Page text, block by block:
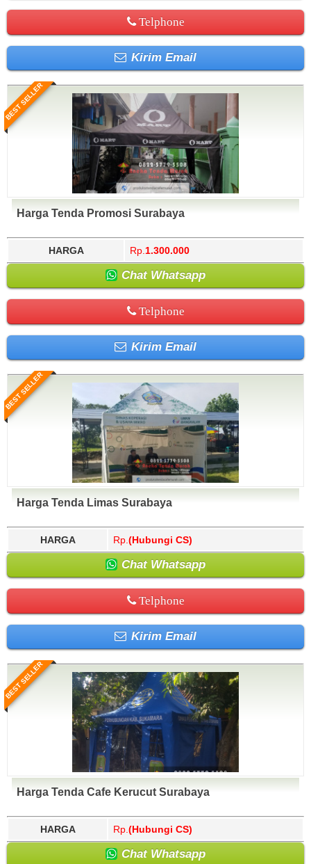
Telphone
Kirim Email
BEST SELLER
Harga Tenda Promosi Surabaya
HARGA Rp. 1.300.000
Chat Whatsapp
Telphone
Kirim Email
BEST SELLER
Harga Tenda Limas Surabaya
HARGA Rp. (Hubungi CS)
Chat Whatsapp
Telphone
Kirim Email
BEST SELLER
Harga Tenda Cafe Kerucut Surabaya
HARGA Rp. (Hubungi CS)
Chat Whatsapp